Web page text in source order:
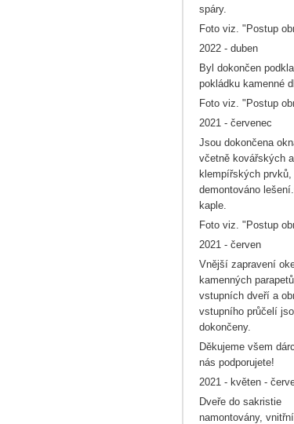
spáry.
Foto viz. "Postup
2022 - duben
Byl dokončen
pokládku kamenné
Foto viz. "Postup
2021 - červenec
Jsou dokončena
včetně kovářských a
klempířských prvků,
demontováno
kaple.
Foto viz. "Postup
2021 - červen
Vnější zapravení
kamenných
vstupních dveří a
vstupního průčelí
dokončeny.
Děkujeme všem
nás podporujete!
2021 - květen -
Dveře do sakristie
namontovány,